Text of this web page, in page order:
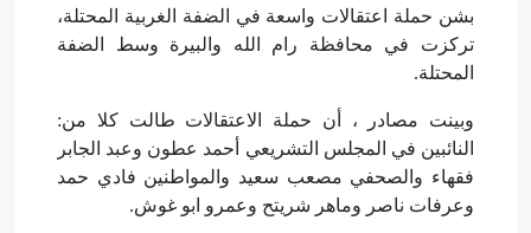
بشن حملة اعتقالات واسعة في الضفة الغربية المحتلة،
تركزت في محافظة رام الله والبيرة وسط الضفة
المحتلة.
وبينت مصادر ، أن حملة الاعتقالات طالت كلا من:
النائبين في المجلس التشريعي أحمد عطون وعبد الجابر
فقهاء والصحفي مصعب سعيد والمواطنين فادي حمد
وعرفات ناصر وماهر شريتح وعمرو ابو غوش.